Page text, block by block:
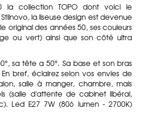
collection TOPO dont voici le
la liseuse design est devenue
original des années 50, ses couleurs
ou vert) ainsi que son côté ultra
sa tête a 50°. Sa base et son bras
bref, éclairez selon vos envies de
salle à manger, chambre, mais
(salle d'attente de cabinet libéral,
Led E27 7W (806 lumen - 2700K)